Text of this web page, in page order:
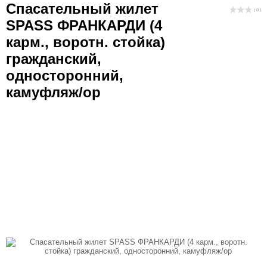
Спасательный жилет
SPASS ФРАНКАРДИ (4
карм., воротн. стойка)
гражданский,
односторонний,
камуфляж/ор
( 0 )